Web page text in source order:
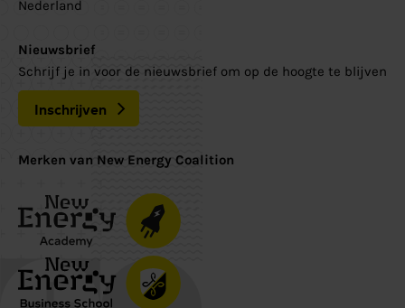
Nederland
Nieuwsbrief
Schrijf je in voor de nieuwsbrief om op de hoogte te blijven
Inschrijven
Merken van New Energy Coalition